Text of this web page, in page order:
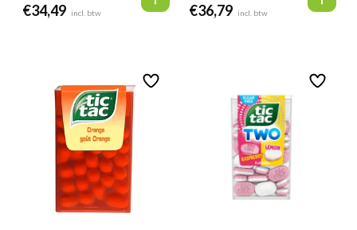
€34,49 incl. btw €36,79 incl. btw